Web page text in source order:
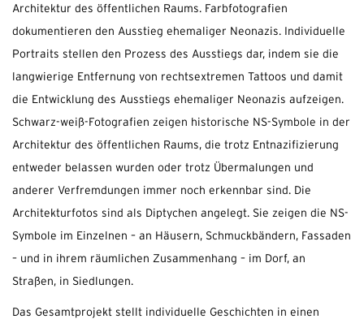
Architektur des öffentlichen Raums. Farbfotografien
dokumentieren den Ausstieg ehemaliger Neonazis. Individuelle
Portraits stellen den Prozess des Ausstiegs dar, indem sie die
langwierige Entfernung von rechtsextremen Tattoos und damit
die Entwicklung des Ausstiegs ehemaliger Neonazis aufzeigen.
Schwarz-weiß-Fotografien zeigen historische NS-Symbole in der
Architektur des öffentlichen Raums, die trotz Entnazifizierung
entweder belassen wurden oder trotz Übermalungen und
anderer Verfremdungen immer noch erkennbar sind. Die
Architekturfotos sind als Diptychen angelegt. Sie zeigen die NS-
Symbole im Einzelnen – an Häusern, Schmuckbändern, Fassaden
– und in ihrem räumlichen Zusammenhang – im Dorf, an
Straßen, in Siedlungen.
Das Gesamtprojekt stellt individuelle Geschichten in einen